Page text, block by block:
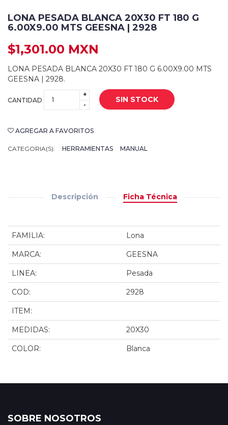
LONA PESADA BLANCA 20X30 FT 180 G
6.00X9.00 MTS GEESNA | 2928
$1,301.00 MXN
LONA PESADA BLANCA 20X30 FT 180 G 6.00X9.00 MTS
GEESNA | 2928.
CANTIDAD
+
-
SIN STOCK
AGREGAR A FAVORITOS
CATEGORIA(S): HERRAMIENTAS MANUAL
Descripción Ficha Técnica
FAMILIA: Lona
MARCA: GEESNA
LINEA: Pesada
COD: 2928
ITEM:
MEDIDAS: 20X30
COLOR: Blanca
SOBRE NOSOTROS